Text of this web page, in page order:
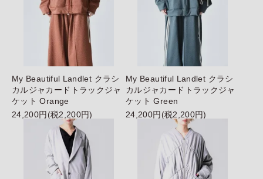
My Beautiful Landlet クラシ
カルジャカードトラックジャ
ケット Orange
24,200円(税2,200円)
My Beautiful Landlet クラシ
カルジャカードトラックジャ
ケット Green
24,200円(税2,200円)